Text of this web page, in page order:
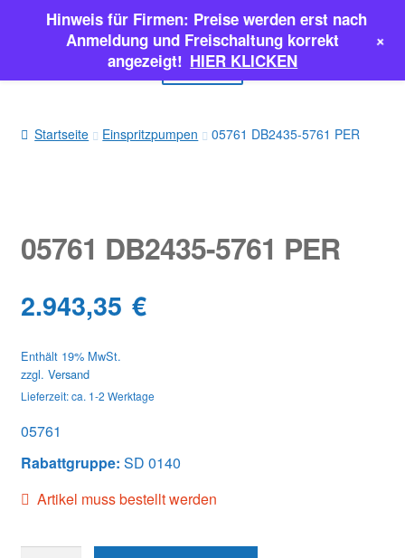
springen
springen
Menü
SALE
Classic Parts
Startseite Einspritzpumpen 05761 DB2435-5761 PER
05761 DB2435-5761 PER
2.943,35 €
Enthält 19% MwSt.
zzgl. Versand
Lieferzeit: ca. 1-2 Werktage
05761
Rabattgruppe: SD 0140
Artikel muss bestellt werden
Hinweis für Firmen: Preise werden erst nach
Anmeldung und Freischaltung korrekt
angezeigt! HIER KLICKEN
+